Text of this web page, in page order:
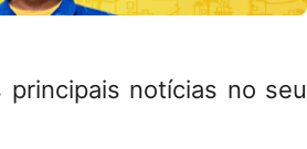
notícias no seu